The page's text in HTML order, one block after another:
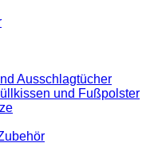
Ausschlagtücher
und Fußpolster